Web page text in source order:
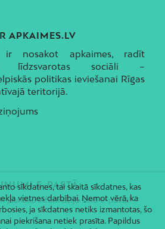
APKAIMES.LV
ir nosakot apkaimes, radīt
līdzsvarotas sociāli –
politikas ieviešanai Rīgas
teritorijā.
E-PASTĀ
jaunāko informāciju savā e-pastā!
sīkdatnes, tai skaitā sīkdatnes, kas
vietnes darbībai. Ņemot vērā, ka
ja sīkdatnes netiks izmantotas, šo
piekrišana netiek prasīta. Papildus